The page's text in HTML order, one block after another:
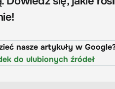
nasze artykuły w
do ulubionych źródeł